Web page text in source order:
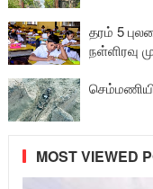
தரம் 5
நள்ளிரவு
MOST VIEWED